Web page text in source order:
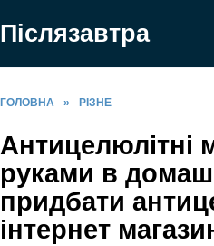
Післязавтра
ГОЛОВНА » РІЗНЕ
Антицелюлітні
руками в
придбати
інтернет